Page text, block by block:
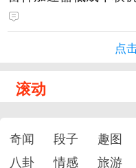
免费试用
点
滚动
奇闻 段子 趣图
八卦
情感 旅游